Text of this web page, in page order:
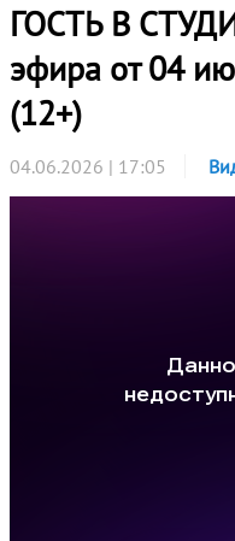
ГОСТЬ В
эфира от 04
(12+)
04.06.2026 | 17:05